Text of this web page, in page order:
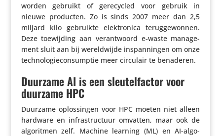
worden gebruikt of gere­cy­cled voor gebruik in
nieuwe producten. Zo is sinds 2007 meer dan 2,5
miljard kilo gebruikte elek­tro­nica terug­ge­wonnen.
Deze toewij­ding aan verant­woord e‑waste mana­ge­
ment sluit aan bij wereld­wijde inspan­ningen om onze
tech­no­lo­gie­con­sumptie meer circulair te benaderen.
Duurzame AI is een sleutelfactor voor
duurzame HPC
Duurzame oplos­singen voor HPC moeten niet alleen
hardware en infra­struc­tuur omvatten, maar ook de
algo­ritmen zelf. Machine learning (ML) en AI-algo­